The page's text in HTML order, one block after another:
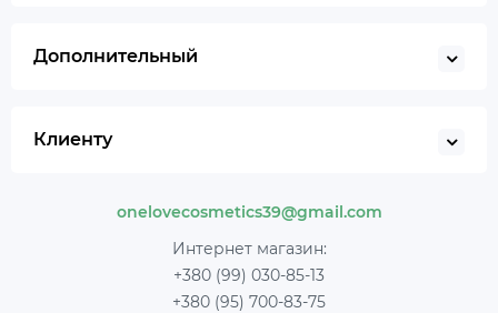
Дополнительный
Клиенту
onelovecosmetics39@gmail.com
Интернет магазин:
+380 (99) 030-85-13
+380 (95) 700-83-75